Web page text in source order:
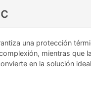
una protección
mientras
en la solución